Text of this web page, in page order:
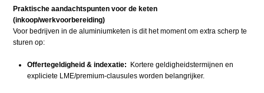
Praktische aandachtspunten voor de keten
(inkoop/werkvoorbereiding)
Voor bedrijven in de aluminiumketen is dit het moment om extra scherp te
sturen op:
Offertegeldigheid & indexatie:
Kortere geldigheidstermijnen en
expliciete LME/premium-clausules worden belangrijker.